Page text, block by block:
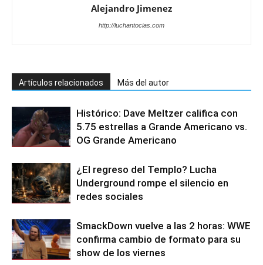
Alejandro Jimenez
http://luchantocias.com
Artículos relacionados Más del autor
Histórico: Dave Meltzer califica con
5.75 estrellas a Grande Americano vs.
OG Grande Americano
¿El regreso del Templo? Lucha
Underground rompe el silencio en
redes sociales
SmackDown vuelve a las 2 horas: WWE
confirma cambio de formato para su
show de los viernes